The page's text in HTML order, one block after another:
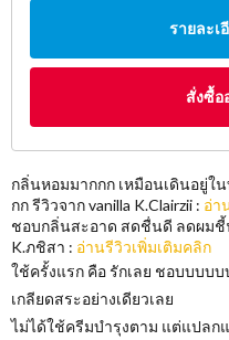
รายละเ
สั่งซื้อ
กลิ่นหอมมากกก เหมือนเดินอยู่
กก รีวิวจาก vanilla K.Clairzii : อ่า
ชอบกลิ่นสะอาด สดชื่นดี ลดผมชี้
K.ภชิสา : อ่านรีวิวเพิ่มเติมคลิก
ใช้ครั้งแรก คือ รักเลย ชอบบบ
เกลียดสระอย่างเดียวเลย
ไม่ได้ใช้ครีมบำรุงตาม แต่แปลก